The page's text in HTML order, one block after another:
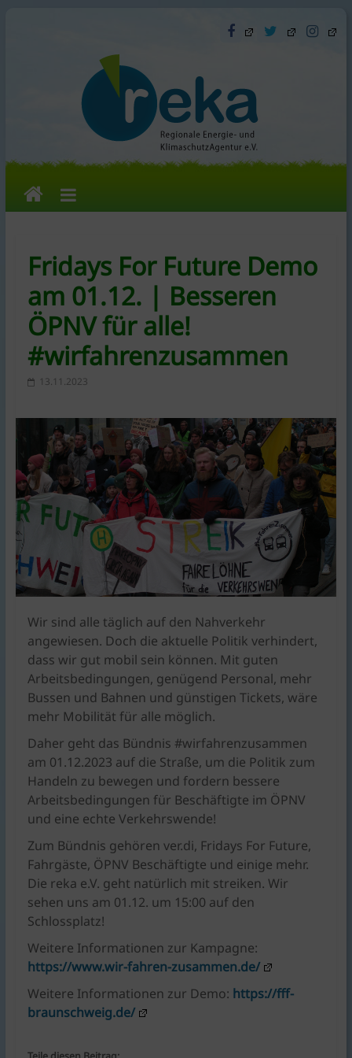
reka
e.V.
Die
Regionale
Energie-
und
KlimaschutzAgentur
bietet
Förderkonzepte
rund
um
Braunschweig
|
für
Bauen,
Energie,
Umwelt,
Mobilität,
Ernährung,
Konsum.
Fridays For Future Demo
am 01.12. | Besseren
ÖPNV für alle!
#wirfahrenzusammen
13.11.2023
Wir sind alle täglich auf den Nahverkehr
angewiesen. Doch die aktuelle Politik verhindert,
dass wir gut mobil sein können. Mit guten
Arbeitsbedingungen, genügend Personal, mehr
Bussen und Bahnen und günstigen Tickets, wäre
mehr Mobilität für alle möglich.
Daher geht das Bündnis #wirfahrenzusammen
am 01.12.2023 auf die Straße, um die Politik zum
Handeln zu bewegen und fordern bessere
Arbeitsbedingungen für Beschäftigte im ÖPNV
und eine echte Verkehrswende!
Zum Bündnis gehören ver.di, Fridays For Future,
Fahrgäste, ÖPNV Beschäftigte und einige mehr.
Die reka e.V. geht natürlich mit streiken. Wir
sehen uns am 01.12. um 15:00 auf den
Schlossplatz!
Weitere Informationen zur Kampagne:
https://www.wir-fahren-zusammen.de/
Weitere Informationen zur Demo: https://fff-
braunschweig.de/